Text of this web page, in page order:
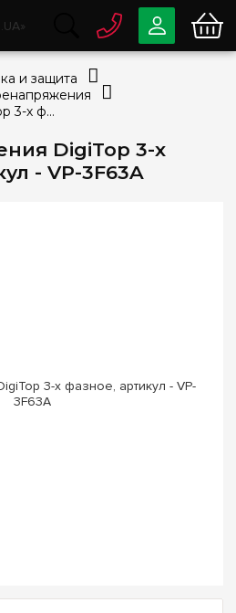
DigiTop 3-х
- VP-3F63A
0 800 33-63-07
Бесплатно
info@e7.com.ua
334-79-78
Viber Telegram
и защита
Реле напряжения DigiTop 3-х фазное, артикул - VP-3F63A